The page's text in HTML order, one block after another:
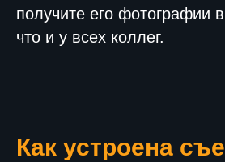
получите его фотографии
что и у всех коллег.
Как устроена